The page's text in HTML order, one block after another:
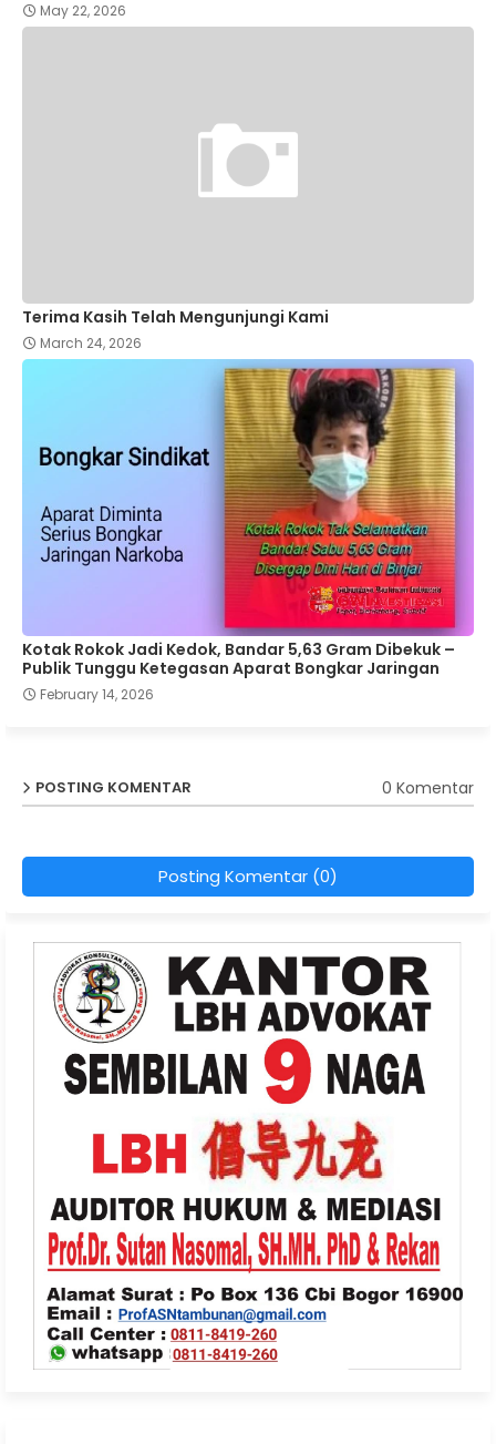
May 22, 2026
Terima Kasih Telah Mengunjungi Kami
March 24, 2026
Kotak Rokok Jadi Kedok, Bandar 5,63 Gram Dibekuk –
Publik Tunggu Ketegasan Aparat Bongkar Jaringan
February 14, 2026
POSTING KOMENTAR 0 Komentar
Posting Komentar (0)